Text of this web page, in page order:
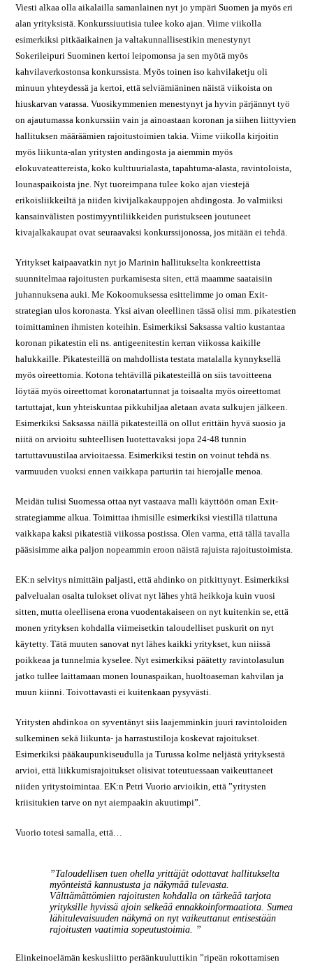
Viesti alkaa olla aikalailla samanlainen nyt jo ympäri Suomen ja myös eri
alan yrityksistä. Konkurssiuutisia tulee koko ajan. Viime viikolla
esimerkiksi pitkäaikainen ja valtakunnallisestikin menestynyt
Sokerileipuri Suominen kertoi leipomonsa ja sen myötä myös
kahvilaverkostonsa konkurssista. Myös toinen iso kahvilaketju oli
minuun yhteydessä ja kertoi, että selviämiäninen näistä viikoista on
hiuskarvan varassa. Vuosikymmenien menestynyt ja hyvin pärjännyt työ
on ajautumassa konkurssiin vain ja ainoastaan koronan ja siihen liittyvien
hallituksen määräämien rajoitustoimien takia. Viime viikolla kirjoitin
myös liikunta-alan yritysten andingosta ja aiemmin myös
elokuvateattereista, koko kulttuurialasta, tapahtuma-alasta, ravintoloista,
lounaspaikoista jne. Nyt tuoreimpana tulee koko ajan viestejä
erikoisliikkeiltä ja niiden kivijalkakauppojen ahdingosta. Jo valmiiksi
kansainvälisten postimyyntiliikkeiden puristukseen joutuneet
kivajalkakaupat ovat seuraavaksi konkurssijonossa, jos mitään ei tehdä.
Yritykset kaipaavatkin nyt jo Marinin hallitukselta konkreettista
suunnitelmaa rajoitusten purkamisesta siten, että maamme saataisiin
juhannuksena auki. Me Kokoomuksessa esittelimme jo oman Exit-
strategian ulos koronasta. Yksi aivan oleellinen tässä olisi mm. pikatestien
toimittaminen ihmisten koteihin. Esimerkiksi Saksassa valtio kustantaa
koronan pikatestin eli ns. antigeenitestin kerran viikossa kaikille
halukkaille. Pikatesteillä on mahdollista testata matalalla kynnyksellä
myös oireettomia. Kotona tehtävillä pikatesteillä on siis tavoitteena
löytää myös oireettomat koronatartunnat ja toisaalta myös oireettomat
tartuttajat, kun yhteiskuntaa pikkuhiljaa aletaan avata sulkujen jälkeen.
Esimerkiksi Saksassa näillä pikatesteillä on ollut erittäin hyvä suosio ja
niitä on arvioitu suhteellisen luotettavaksi jopa 24-48 tunnin
tartuttavuustilaa arvioitaessa. Esimerkiksi testin on voinut tehdä ns.
varmuuden vuoksi ennen vaikkapa parturiin tai hierojalle menoa.
Meidän tulisi Suomessa ottaa nyt vastaava malli käyttöön oman Exit-
strategiamme alkua. Toimittaa ihmisille esimerkiksi viestillä tilattuna
vaikkapa kaksi pikatestiä viikossa postissa. Olen varma, että tällä tavalla
pääsisimme aika paljon nopeammin eroon näistä rajuista rajoitustoimista.
EK:n selvitys nimittäin paljasti, että ahdinko on pitkittynyt. Esimerkiksi
palvelualan osalta tulokset olivat nyt lähes yhtä heikkoja kuin vuosi
sitten, mutta oleellisena erona vuodentakaiseen on nyt kuitenkin se, että
monen yrityksen kohdalla viimeisetkin taloudelliset puskurit on nyt
käytetty. Tätä muuten sanovat nyt lähes kaikki yritykset, kun niissä
poikkeaa ja tunnelmia kyselee. Nyt esimerkiksi päätetty ravintolasulun
jatko tullee laittamaan monen lounaspaikan, huoltoaseman kahvilan ja
muun kiinni. Toivottavasti ei kuitenkaan pysyvästi.
Yritysten ahdinkoa on syventänyt siis laajemminkin juuri ravintoloiden
sulkeminen sekä liikunta- ja harrastustiloja koskevat rajoitukset.
Esimerkiksi pääkaupunkiseudulla ja Turussa kolme neljästä yrityksestä
arvioi, että liikkumisrajoitukset olisivat toteutuessaan vaikeuttaneet
niiden yritystoimintaa. EK:n Petri Vuorio arvioikin, että ”yritysten
kriisitukien tarve on nyt aiempaakin akuutimpi”.
Vuorio totesi samalla, että…
”Taloudellisen tuen ohella yrittäjät odottavat hallitukselta
myönteistä kannustusta ja näkymää tulevasta.
Välttämättömien rajoitusten kohdalla on tärkeää tarjota
yrityksille hyvissä ajoin selkeää ennakkoinformaatiota. Sumea
lähitulevaisuuden näkymä on nyt vaikeuttanut entisestään
rajoitusten vaatimia sopeutustoimia. ”
Elinkeinoelämän keskusliitto peräänkuuluttikin ”ripeän rokottamisen